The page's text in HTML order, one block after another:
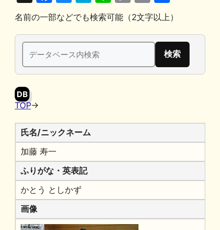
a
c
e
b
o
u
e
s
k
y
at
e
n
a
n
e
o
p
y
n
m
ai
l
有
名前の一部などでも検索可能（2文字以上）
検
索:
DB
TOP→
氏名/ニックネーム
加藤 寿一
ふりがな・英表記
かとう としかず
画像